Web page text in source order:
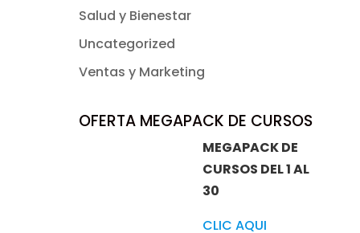
Salud y Bienestar
Uncategorized
Ventas y Marketing
OFERTA MEGAPACK DE CURSOS
MEGAPACK DE
CURSOS DEL 1 AL
30
CLIC AQUI